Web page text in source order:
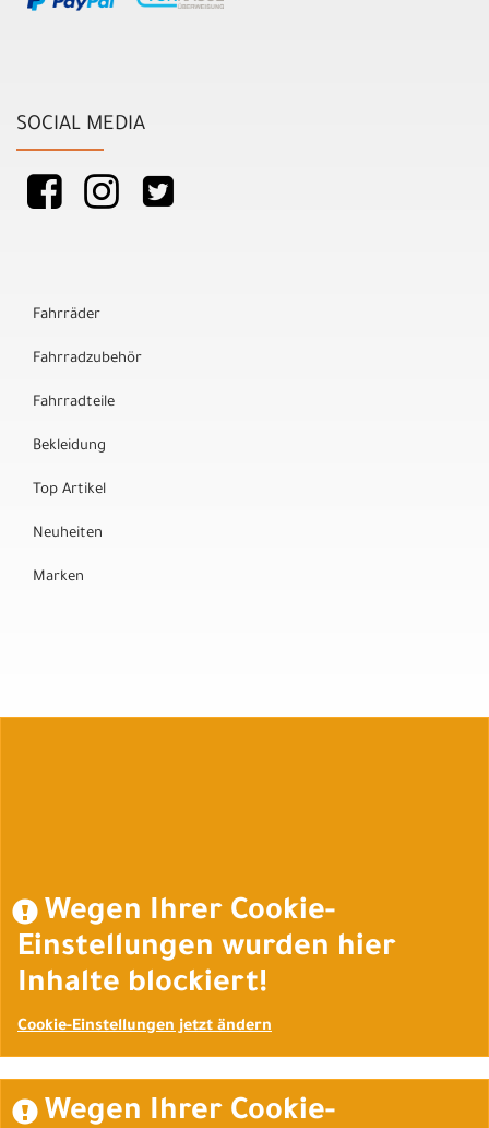
SOCIAL MEDIA
Fahrräder
Fahrradzubehör
Fahrradteile
Bekleidung
Top Artikel
Neuheiten
Marken
Wegen Ihrer Cookie-
Einstellungen wurden hier
Inhalte blockiert!
Cookie-Einstellungen jetzt ändern
Wegen Ihrer Cookie-